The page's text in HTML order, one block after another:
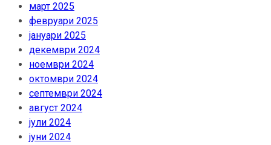
март 2025
февруари 2025
јануари 2025
декември 2024
ноември 2024
октомври 2024
септември 2024
август 2024
јули 2024
јуни 2024